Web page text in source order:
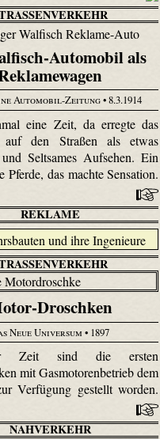
Automobil als
Automobil-Zeitung• 8.3.1914
eine Zeit, da erregte das
auf den Straßen als etwas
Seltsames Aufsehen. Ein
Pferde, das machte Sensation.
REKLAME
Droschken
Neue Universum • 1897
Zeit sind die ersten
mit Gasmotorenbetrieb dem
Verfügung gestellt worden.
NAHVERKEHR